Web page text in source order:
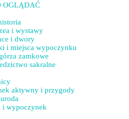
OGLĄDAĆ
i wystawy
i dwory
i miejsca wypoczynku
zamkowe
sakralne
aktywny i przygody
i wypoczynek